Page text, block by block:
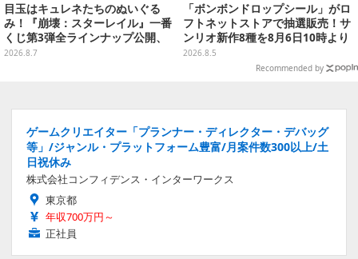
目玉はキュレネたちのぬいぐる
み！『崩壊：スターレイル』一番
くじ第3弾全ラインナップ公開、
美麗ビジュアルのアクリルボード
2026.8.7
「ボンボンドロップシール」がロ
フトネットストアで抽選販売！サ
ンリオ新作8種を8月6日10時より
受付開始
2026.8.5
Recommended by
ゲームクリエイター「プランナー・ディレクター・デバッグ
等」/ジャンル・プラットフォーム豊富/月案件数300以上/土
日祝休み
株式会社コンフィデンス・インターワークス
東京都
年収700万円～
正社員